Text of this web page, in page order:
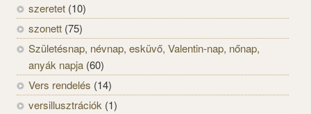
szeretet (10)
szonett (75)
Születésnap, névnap, esküvő, Valentin-nap, nőnap,
anyák napja (60)
Vers rendelés (14)
versillusztrációk (1)